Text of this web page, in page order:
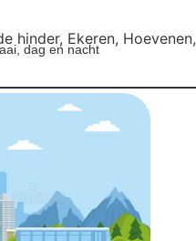
hinder, Ekeren, Hoevenen,
dag en nacht